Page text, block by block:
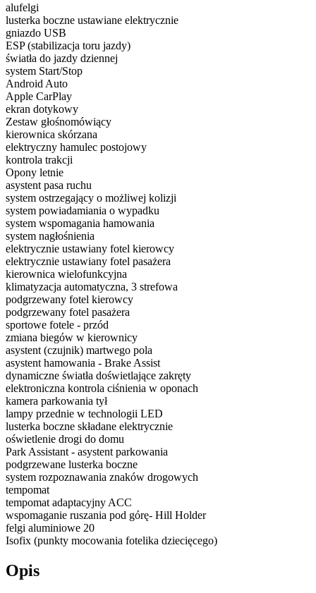
alufelgi
lusterka boczne ustawiane elektrycznie
gniazdo USB
ESP (stabilizacja toru jazdy)
światła do jazdy dziennej
system Start/Stop
Android Auto
Apple CarPlay
ekran dotykowy
Zestaw głośnomówiący
kierownica skórzana
elektryczny hamulec postojowy
kontrola trakcji
Opony letnie
asystent pasa ruchu
system ostrzegający o możliwej kolizji
system powiadamiania o wypadku
system wspomagania hamowania
system nagłośnienia
elektrycznie ustawiany fotel kierowcy
elektrycznie ustawiany fotel pasażera
kierownica wielofunkcyjna
klimatyzacja automatyczna, 3 strefowa
podgrzewany fotel kierowcy
podgrzewany fotel pasażera
sportowe fotele - przód
zmiana biegów w kierownicy
asystent (czujnik) martwego pola
asystent hamowania - Brake Assist
dynamiczne światła doświetlające zakręty
elektroniczna kontrola ciśnienia w oponach
kamera parkowania tył
lampy przednie w technologii LED
lusterka boczne składane elektrycznie
oświetlenie drogi do domu
Park Assistant - asystent parkowania
podgrzewane lusterka boczne
system rozpoznawania znaków drogowych
tempomat
tempomat adaptacyjny ACC
wspomaganie ruszania pod górę- Hill Holder
felgi aluminiowe 20
Isofix (punkty mocowania fotelika dziecięcego)
Opis